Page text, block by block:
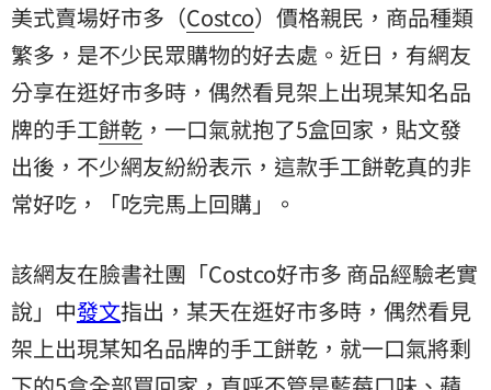
美式賣場好市多（Costco）價格親民，商品種類
繁多，是不少民眾購物的好去處。近日，有網友
分享在逛好市多時，偶然看見架上出現某知名品
牌的手工餅乾 ，一口氣就抱了5盒回家，貼文發
出後，不少網友紛紛表示，這款手工餅乾真的非
常好吃，「吃完馬上回購」。
該網友在臉書社團「Costco好市多 商品經驗老實
說」中發文指出，某天在逛好市多時，偶然看見
架上出現某知名品牌的手工餅乾，就一口氣將剩